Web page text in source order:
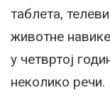
таблета,
животне
у четвртој
неколико речи.